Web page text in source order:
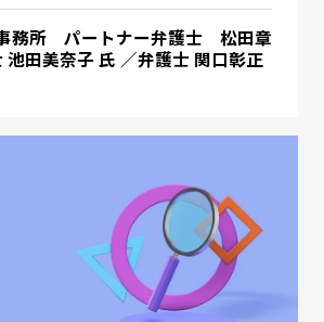
務所 パートナー弁護士 松田章
池田美奈子 氏 ／弁護士 関口彰正